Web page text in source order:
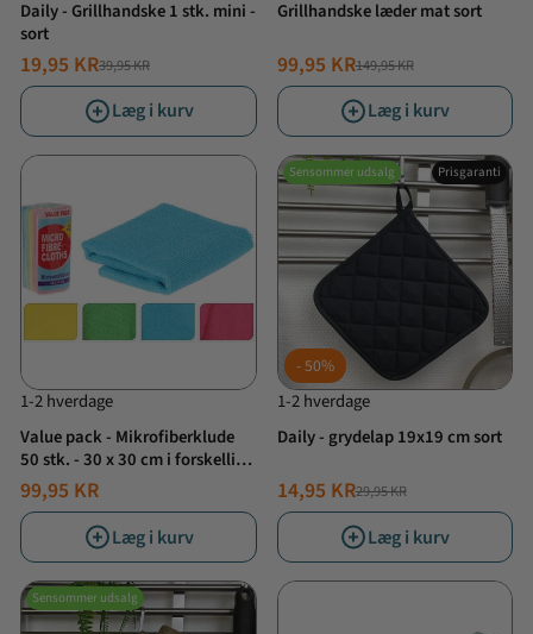
Daily - Grillhandske 1 stk. mini -
sort
NORMALPRIS
39,95 KR
TILBUDSPRIS
19,95 KR
Læg i kurv
Grillhandske læder mat sort
NORMALPRIS
149,95 KR
TILBUDSPRIS
99,95 KR
Læg i kurv
1-2 hverdage
Value pack - Mikrofiberklude
50 stk. - 30 x 30 cm i forskellige
farver
99,95 KR
Læg i kurv
Sensommer udsalg Prisgaranti
50%
1-2 hverdage
Daily - grydelap 19x19 cm sort
NORMALPRIS
29,95 KR
TILBUDSPRIS
14,95 KR
Læg i kurv
Sensommer udsalg